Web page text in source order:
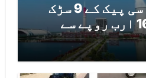
بلوچستان میں سی پیک کے 9 سڑک
منصوبوں پر 163 ارب روپے سے